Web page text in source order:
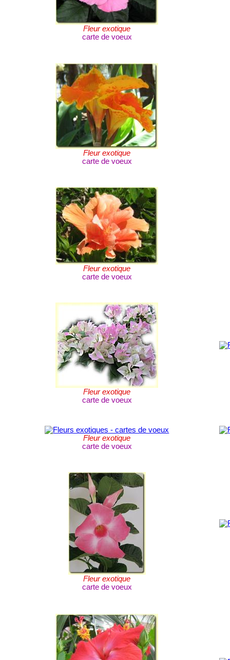
Fleur exotique
carte de voeux
Fleur exotique
carte de voeux
Fleur exotique
carte de voeux
Fleur exotique
carte de voeux
Fleur exotique
carte de voeux
Fleur exotique
carte de voeux